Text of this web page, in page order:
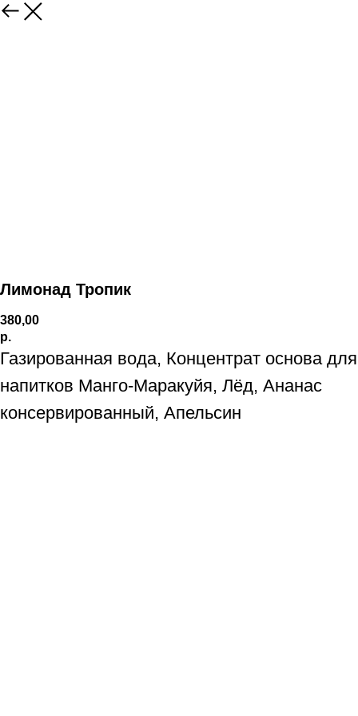
Лимонад Тропик
380,00
р.
Газированная вода, Концентрат основа для
напитков Манго-Маракуйя, Лёд, Ананас
консервированный, Апельсин